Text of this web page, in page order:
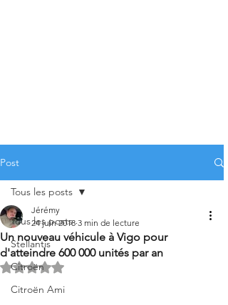
Post
Tous les posts
Stellantis
Citroën
Citroën Ami
Tous les posts
Un nouveau véhicule à Vigo pour
d'atteindre 600 000 unités par an
Jérémy
24 juin 2018 3 min de lecture
Noté NaN étoiles sur 5.